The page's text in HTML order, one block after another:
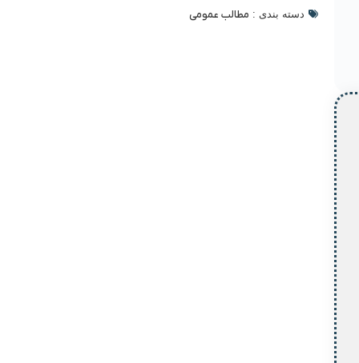
دسته بندی : مطالب عمومی